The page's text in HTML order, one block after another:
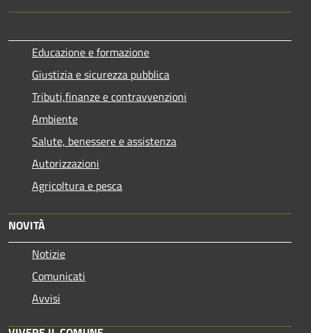
Educazione e formazione
Giustizia e sicurezza pubblica
Tributi,finanze e contravvenzioni
Ambiente
Salute, benessere e assistenza
Autorizzazioni
Agricoltura e pesca
NOVITÀ
Notizie
Comunicati
Avvisi